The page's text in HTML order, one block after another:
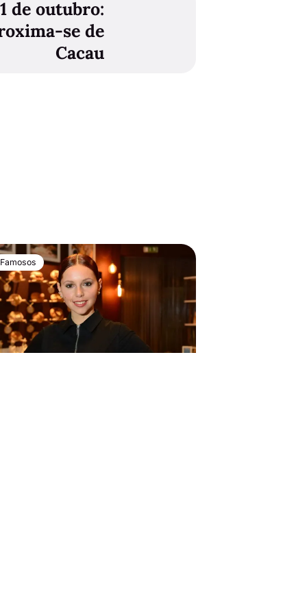
de outubro:
se de
Cacau
Famosos